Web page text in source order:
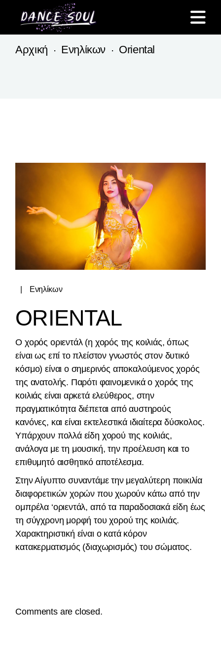
Αρχική Ενηλίκων Oriental
Ενηλίκων
ORIENTAL
Ο χορός οριεντάλ (η χορός της κοιλιάς, όπως
είναι ως επί το πλείστον γνωστός στον δυτικό
κόσμο) είναι ο σημερινός αποκαλούμενος χορός
της ανατολής. Παρότι φαινομενικά ο χορός της
κοιλιάς είναι αρκετά ελεύθερος, στην
πραγματικότητα διέπεται από αυστηρούς
κανόνες, και είναι εκτελεστικά ιδιαίτερα δύσκολος.
Υπάρχουν πολλά είδη χορού της κοιλιάς,
ανάλογα με τη μουσική, την προέλευση και το
επιθυμητό αισθητικό αποτέλεσμα.
Στην Αίγυπτο συναντάμε την μεγαλύτερη ποικιλία
διαφορετικών χορών που χωρούν κάτω από την
ομπρέλα ‘οριεντάλ, από τα παραδοσιακά είδη έως
τη σύγχρονη μορφή του χορού της κοιλιάς.
Χαρακτηριστική είναι ο κατά κόρον
κατακερματισμός (διαχωρισμός) του σώματος.
Comments are closed.